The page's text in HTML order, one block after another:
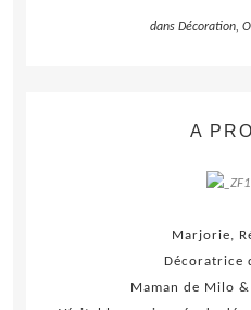
dans Décoration,
A
Marjorie,
Décoratrice
Maman de Milo